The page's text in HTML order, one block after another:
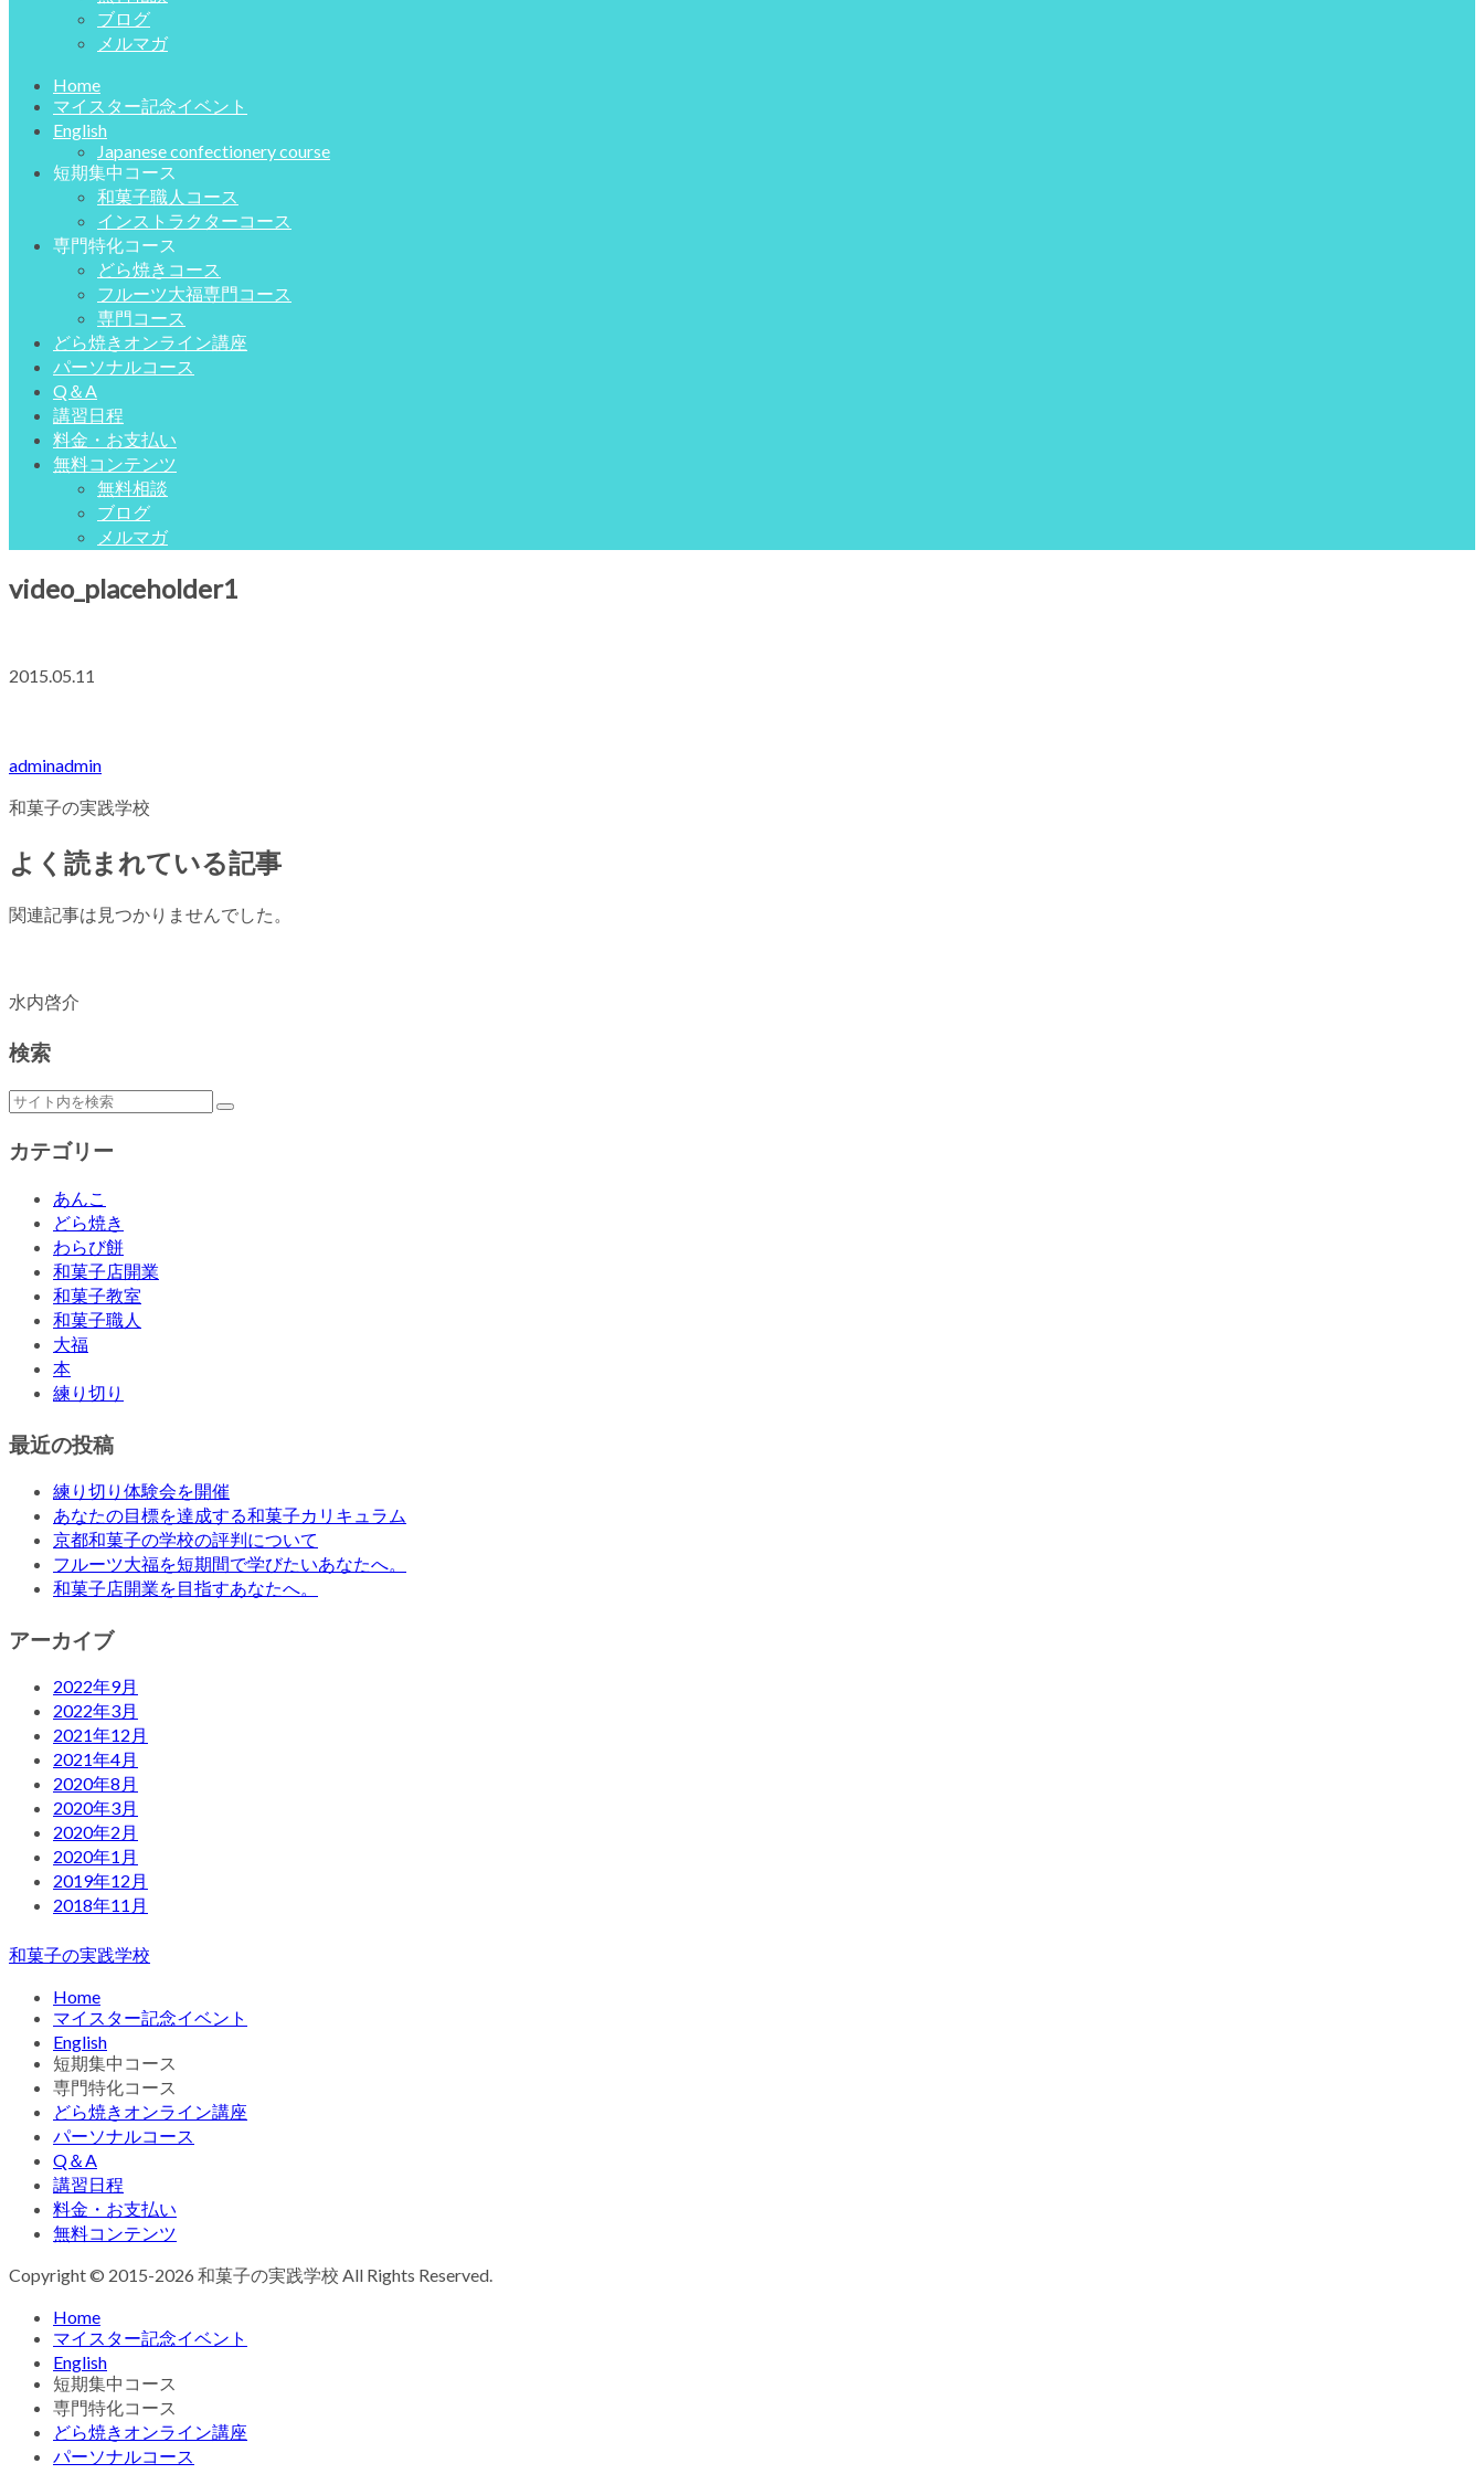
ブログ
メルマガ
Home
マイスター記念イベント
English
Japanese confectionery course
短期集中コース
和菓子職人コース
インストラクターコース
専門特化コース
どら焼きコース
フルーツ大福専門コース
専門コース
どら焼きオンライン講座
パーソナルコース
Q＆A
講習日程
料金・お支払い
無料コンテンツ
無料相談
ブログ
メルマガ
video_placeholder1
2015.05.11
adminadmin
和菓子の実践学校
よく読まれている記事
関連記事は見つかりませんでした。
水内啓介
検索
カテゴリー
あんこ
どら焼き
わらび餅
和菓子店開業
和菓子教室
和菓子職人
大福
本
練り切り
最近の投稿
練り切り体験会を開催
あなたの目標を達成する和菓子カリキュラム
京都和菓子の学校の評判について
フルーツ大福を短期間で学びたいあなたへ。
和菓子店開業を目指すあなたへ。
アーカイブ
2022年9月
2022年3月
2021年12月
2021年4月
2020年8月
2020年3月
2020年2月
2020年1月
2019年12月
2018年11月
和菓子の実践学校
Home
マイスター記念イベント
English
短期集中コース
専門特化コース
どら焼きオンライン講座
パーソナルコース
Q＆A
講習日程
料金・お支払い
無料コンテンツ
Copyright © 2015-2026 和菓子の実践学校 All Rights Reserved.
Home
マイスター記念イベント
English
短期集中コース
専門特化コース
どら焼きオンライン講座
パーソナルコース